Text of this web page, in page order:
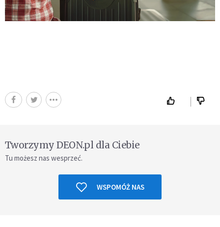
Tworzymy DEON.pl dla Ciebie
Tu możesz nas wesprzeć.
WSPOMÓŻ NAS